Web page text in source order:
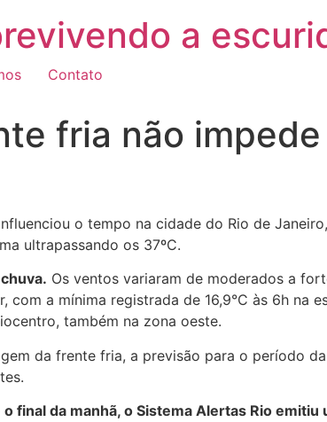
a
Contato
fria não
o tempo na cidade do Rio de
ultrapassando os 37ºC.
Os ventos variaram de moderados a
a mínima registrada de 16,9°C às 6h na
também na zona oeste.
da frente fria, a previsão para o período
final da manhã, o Sistema Alertas Rio